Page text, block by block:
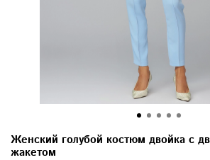
Женский голубой костюм двойка с
жакетом